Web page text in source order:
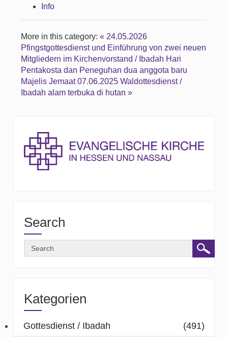
Info
More in this category: « 24.05.2026
Pfingstgottesdienst und Einführung von zwei neuen
Mitgliedern im Kirchenvorstand / Ibadah Hari
Pentakosta dan Peneguhan dua anggota baru
Majelis Jemaat 07.06.2025 Waldottesdienst /
Ibadah alam terbuka di hutan »
Search
Kategorien
Gottesdienst / Ibadah
(491)